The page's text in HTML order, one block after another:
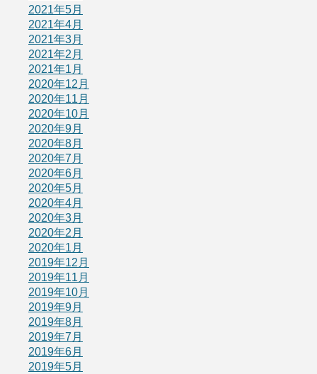
2021年5月
2021年4月
2021年3月
2021年2月
2021年1月
2020年12月
2020年11月
2020年10月
2020年9月
2020年8月
2020年7月
2020年6月
2020年5月
2020年4月
2020年3月
2020年2月
2020年1月
2019年12月
2019年11月
2019年10月
2019年9月
2019年8月
2019年7月
2019年6月
2019年5月